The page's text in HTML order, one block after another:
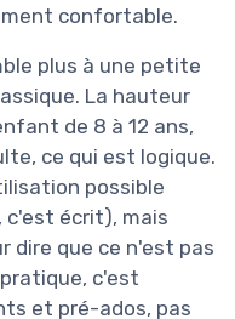
confortable.
plus à une petite
La hauteur
de 8 à 12 ans,
ce qui est logique.
possible
c'est écrit), mais
dire que ce n'est pas
c'est
et pré-ados, pas